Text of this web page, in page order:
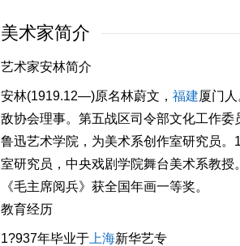
美术家简介
艺术家安林简介
安林(1919.12—)原名林蔚文， 福建厦门
敌协会理事。第五战区司令部文化工作
鲁迅艺术学院，为美术系创作室研究员
室研究员，中央戏剧学院舞台美术系教
《毛主席阅兵》获全国年画一等奖。
教育经历
1?937年毕业于 上海新华艺专